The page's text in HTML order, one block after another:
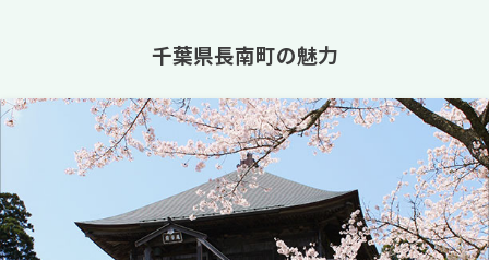
千葉県長南町の魅力